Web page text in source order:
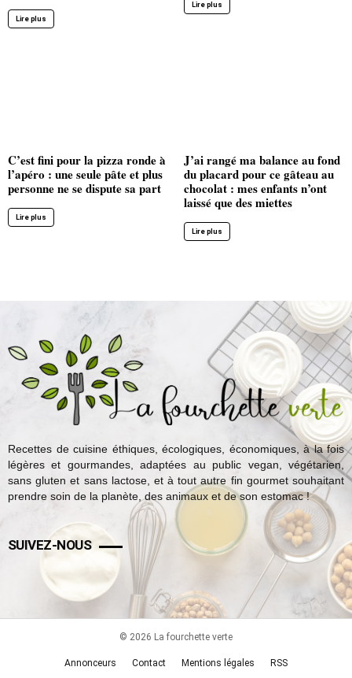
Lire plus
Lire plus
C’est fini pour la pizza ronde à
l’apéro : une seule pâte et plus
personne ne se dispute sa part
Lire plus
J’ai rangé ma balance au fond
du placard pour ce gâteau au
chocolat : mes enfants n’ont
laissé que des miettes
Lire plus
Recettes de cuisine éthiques, écologiques, économiques, à la fois
légères et gourmandes, adaptées au public vegan, végétarien,
sans gluten et sans lactose, et à tout autre fin gourmet souhaitant
prendre soin de la planète, des animaux et de son estomac !
SUIVEZ-NOUS
© 2026 La fourchette verte
Annonceurs Contact Mentions légales RSS